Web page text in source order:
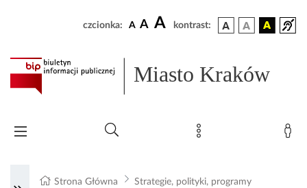
czcionka: A A A kontrast:
Miasto Kraków
Strona Główna
Strategie, polityki, programy